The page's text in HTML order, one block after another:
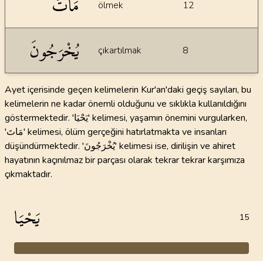
ölmek 12
يُخْرَجُونَ çıkartılmak 8
Ayet içerisinde geçen kelimelerin Kur'an'daki geçiş sayıları, bu
kelimelerin ne kadar önemli olduğunu ve sıklıkla kullanıldığını
göstermektedir. 'يَحْيَا' kelimesi, yaşamın önemini vurgularken,
'مَاتَ' kelimesi, ölüm gerçeğini hatırlatmakta ve insanları
düşündürmektedir. 'يُخْرَجُونَ' kelimesi ise, dirilişin ve ahiret
hayatının kaçınılmaz bir parçası olarak tekrar tekrar karşımıza
çıkmaktadır.
يَحْيَا 15